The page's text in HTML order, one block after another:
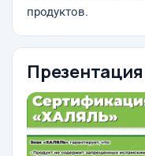
продуктов.